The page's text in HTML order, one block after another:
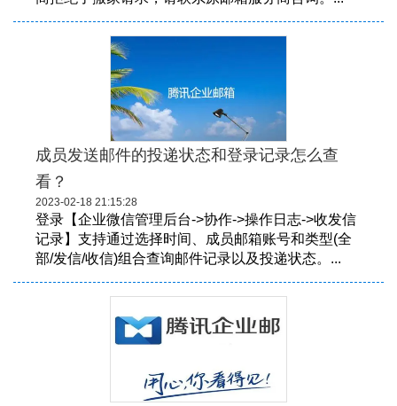
​成员发送邮件的投递状态和登录记录怎么查
看？
2023-02-18 21:15:28
登录【企业微信管理后台->协作->操作日志->收发信
记录】支持通过选择时间、成员邮箱账号和类型(全
部/发信/收信)组合查询邮件记录以及投递状态。...